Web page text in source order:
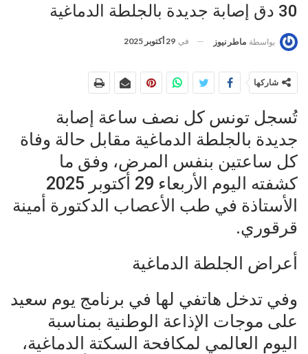
30 دق إصابة جديدة بالجلطة الدماغية
بواسطة ماطر نيوز في 29 أكتوبر 2025
شاركها
تُسجل تونس كل نصف ساعة إصابة
جديدة بالجلطة الدماغية مقابل حالة وفاة
كل ساعتين بنفس المرض، وفق ما
كشفته اليوم الأربعاء 29 أكتوبر 2025
الأستاذة في طب الأعصاب الدكتورة أمينة
قرقوري.
أعراض الجلطة الدماغية
وفي تدخل هاتفي لها في برنامج يوم سعيد
على موجات الإذاعة الوطنية بمناسبة
اليوم العالمي لمكافحة السكتة الدماغية،